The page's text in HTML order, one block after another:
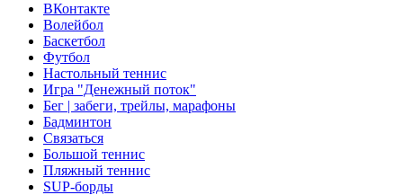
ВКонтакте
Волейбол
Баскетбол
Футбол
Настольный теннис
Игра "Денежный поток"
Бег | забеги, трейлы, марафоны
Бадминтон
Связаться
Большой теннис
Пляжный теннис
SUP-борды